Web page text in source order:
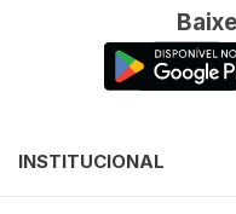
INSTITUCIONAL